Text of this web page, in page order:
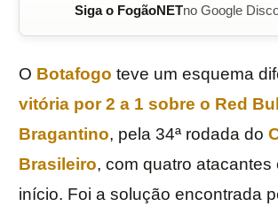
Siga o FogãoNETno Google
O Botafogo teve um esquema
vitória por 2 a 1 sobre o Red Bull
Bragantino, pela 34ª rodada do
Brasileiro, com quatro atacantes
início. Foi a solução encontrada